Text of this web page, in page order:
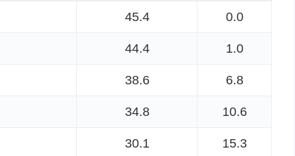
45.4 0.0
44.4 1.0
38.6 6.8
34.8 10.6
30.1 15.3